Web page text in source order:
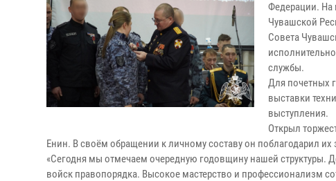
Федерации. На
Чувашской
Совета
службы.
Для почетных
выставки
выступления.
Открыл
Енин. В своём обращении к личному составу он поблагодарил
«Сегодня мы отмечаем очередную годовщину нашей структуры.
войск правопорядка. Высокое мастерство и профессионализм